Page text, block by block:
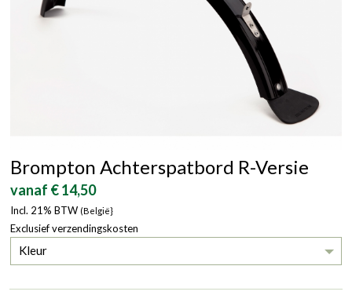
Brompton Achterspatbord R-Versie
vanaf € 14,50
Incl. 21% BTW (België}
Exclusief verzendingskosten
Kleur